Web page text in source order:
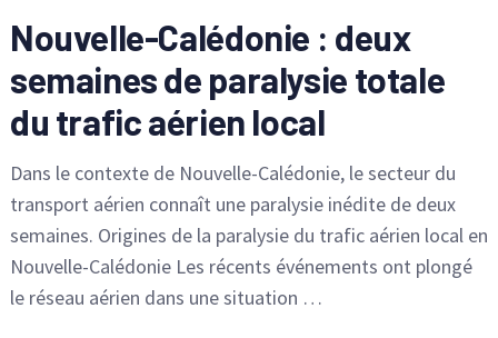
Nouvelle-Calédonie : deux
semaines de paralysie totale
du trafic aérien local
Dans le contexte de Nouvelle-Calédonie, le secteur du
transport aérien connaît une paralysie inédite de deux
semaines. Origines de la paralysie du trafic aérien local en
Nouvelle-Calédonie Les récents événements ont plongé
le réseau aérien dans une situation …